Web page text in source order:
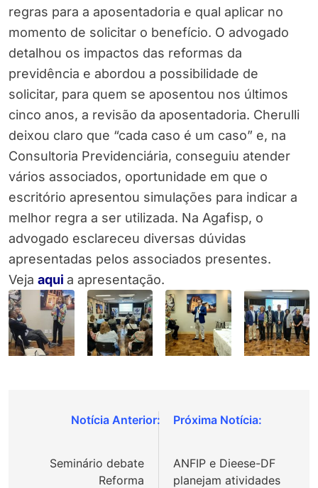
regras para a aposentadoria e qual aplicar no
momento de solicitar o benefício. O advogado
detalhou os impactos das reformas da
previdência e abordou a possibilidade de
solicitar, para quem se aposentou nos últimos
cinco anos, a revisão da aposentadoria. Cherulli
deixou claro que “cada caso é um caso” e, na
Consultoria Previdenciária, conseguiu atender
vários associados, oportunidade em que o
escritório apresentou simulações para indicar a
melhor regra a ser utilizada. Na Agafisp, o
advogado esclareceu diversas dúvidas
apresentadas pelos associados presentes.
Veja aqui a apresentação.
Navegação
Post
Seminário debate
Reforma
ANFIP e Dieese-DF
planejam atividades